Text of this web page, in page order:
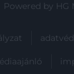
Powered by HG